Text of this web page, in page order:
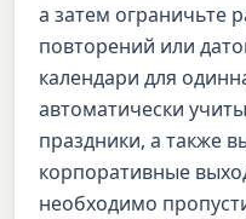
а затем ограничьте
повторений или
календари для
автоматически
праздники, а также
корпоративные
необходимо